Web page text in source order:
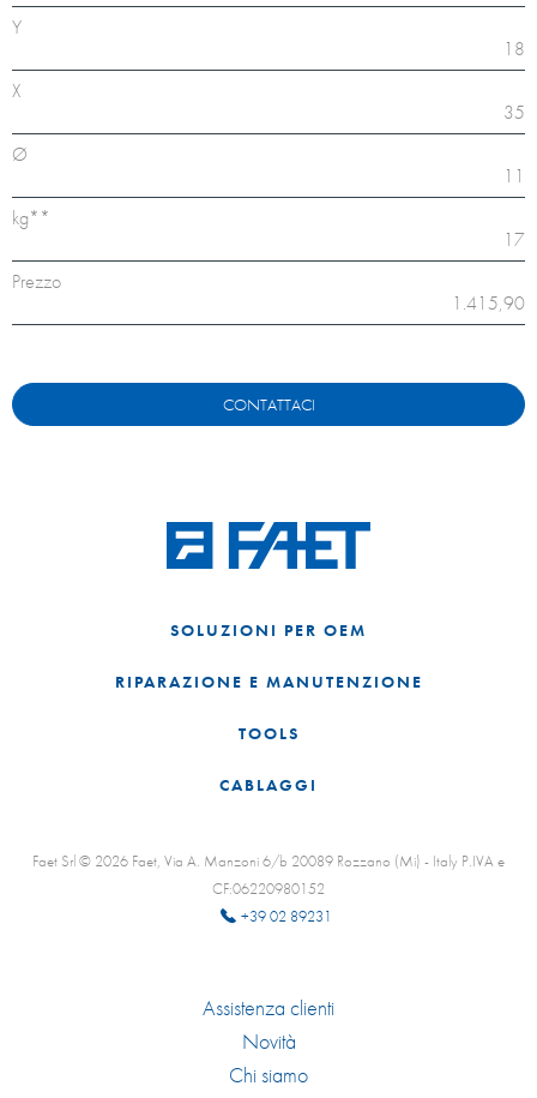
Y
18
X
35
Ø
11
kg**
17
Prezzo
1.415,90
CONTATTACI
SOLUZIONI PER OEM
RIPARAZIONE E MANUTENZIONE
TOOLS
CABLAGGI
Faet Srl © 2026 Faet, Via A. Manzoni 6/b 20089 Rozzano (Mi) - Italy P.IVA e
CF:06220980152
+39 02 89231
Assistenza clienti
Novità
Chi siamo